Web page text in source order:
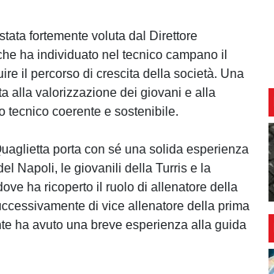
fortemente voluta dal Direttore
ha individuato nel tecnico campano il
il percorso di crescita della società. Una
alla valorizzazione dei giovani e alla
tecnico coerente e sostenibile.
porta con sé una solida esperienza
Napoli, le giovanili della Turris e la
ha ricoperto il ruolo di allenatore della
di vice allenatore della prima
ha avuto una breve esperienza alla guida